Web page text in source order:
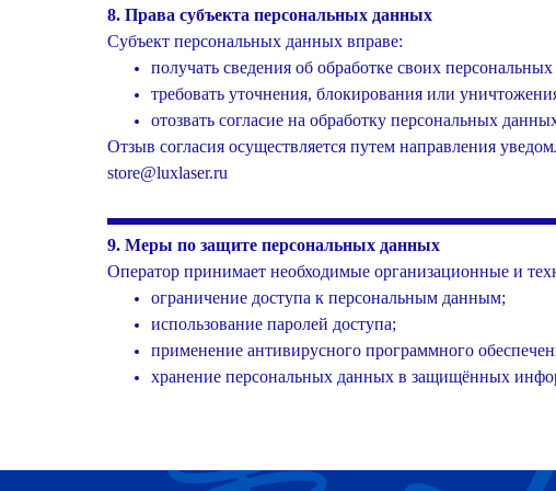
8. Права субъекта персональных данных
Субъект персональных данных вправе:
получать сведения об обработке своих
требовать уточнения, блокирования или
отозвать согласие на обработку персональных
Отзыв согласия осуществляется путем направления
store@luxlaser.ru
9. Меры по защите персональных данных
Оператор принимает необходимые организационные и
ограничение доступа к персональным данным;
использование паролей доступа;
применение антивирусного программного
хранение персональных данных в защищённых